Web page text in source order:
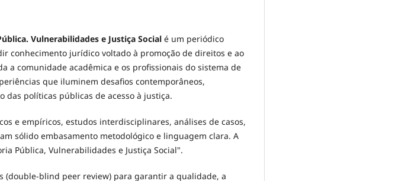
Vulnerabilidades e Justiça Social é um periódico
conhecimento jurídico voltado à promoção de direitos e ao
a comunidade acadêmica e os profissionais do sistema de
que iluminem desafios contemporâneos,
políticas públicas de acesso à justiça.
e empíricos, estudos interdisciplinares, análises de casos,
sólido embasamento metodológico e linguagem clara. A
Pública, Vulnerabilidades e Justiça Social".
(double-blind peer review) para garantir a qualidade, a